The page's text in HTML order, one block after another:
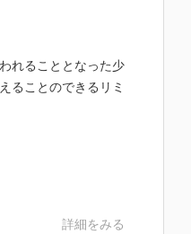
れることとなった少
ることのできるリミ
詳細をみる